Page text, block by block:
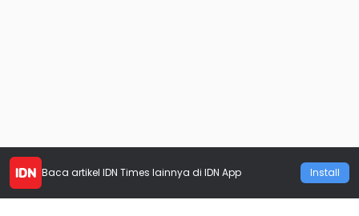
Baca artikel IDN Times lainnya di IDN App Install